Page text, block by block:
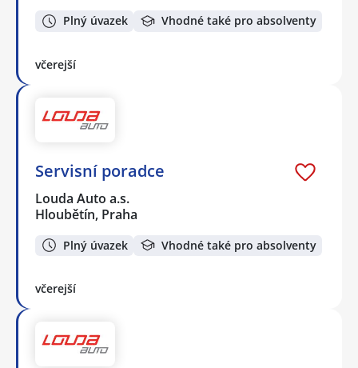
Plný úvazek Vhodné také pro absolventy
včerejší
Servisní poradce
Louda Auto a.s.
Hloubětín, Praha
Plný úvazek Vhodné také pro absolventy
včerejší